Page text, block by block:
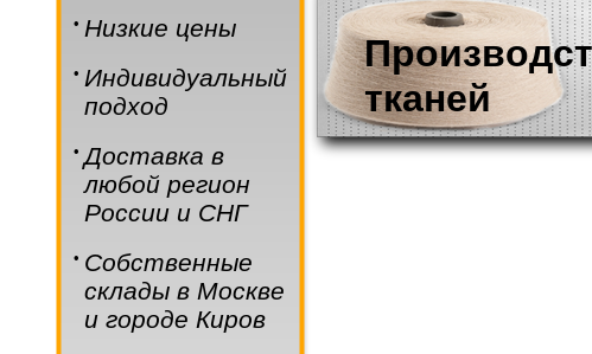
тканей
• Низкие цены
• Индивидуальный
подход
• Доставка в
любой регион
России и СНГ
• Собственные
склады в Москве
и городе Киров